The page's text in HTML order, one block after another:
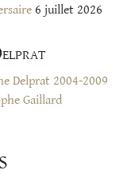
6 juillet 2026
Delprat 2004-2009
Gaillard